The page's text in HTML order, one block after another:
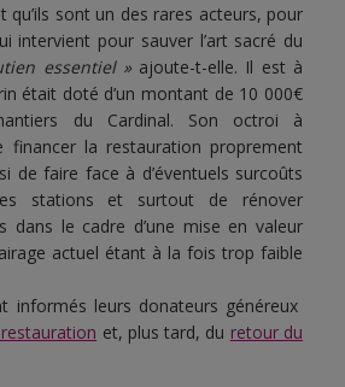
qu’ils sont un des rares acteurs, pour
intervient pour sauver l’art sacré du
essentiel »ajoute-t-elle. Il est à
était doté d’un montant de 10 000€
du Cardinal. Son octroi à
financer la restauration proprement
de faire face à d’éventuels surcoûts
stations et surtout de rénover
dans le cadre d’une mise en valeur
actuel étant à la fois trop faible
informés leurs donateurs généreux
et, plus tard, du retour du